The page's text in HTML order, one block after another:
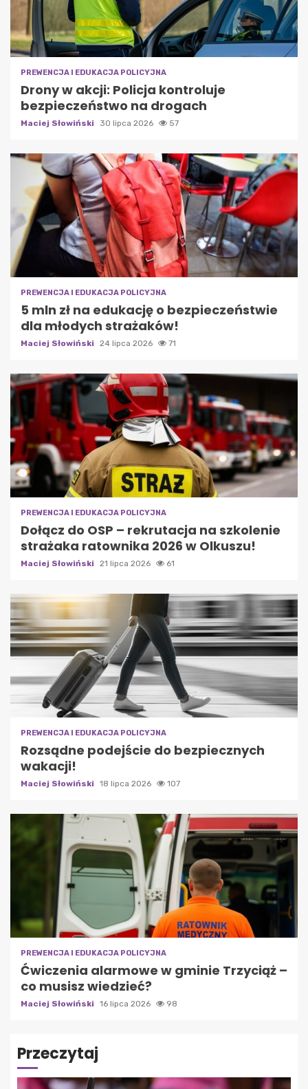
PREWENCJA I EDUKACJA POLICYJNA
Drony w akcji: Policja kontroluje
bezpieczeństwo na drogach
Maciej Słowiński 30 lipca 2026 57
PREWENCJA I EDUKACJA POLICYJNA
5 mln zł na edukację o bezpieczeństwie
dla młodych strażaków!
Maciej Słowiński 24 lipca 2026 71
PREWENCJA I EDUKACJA POLICYJNA
Dołącz do OSP – rekrutacja na szkolenie
strażaka ratownika 2026 w Olkuszu!
Maciej Słowiński 21 lipca 2026 61
PREWENCJA I EDUKACJA POLICYJNA
Rozsądne podejście do bezpiecznych
wakacji!
Maciej Słowiński 18 lipca 2026 107
PREWENCJA I EDUKACJA POLICYJNA
Ćwiczenia alarmowe w gminie Trzyciąż –
co musisz wiedzieć?
Maciej Słowiński 16 lipca 2026 98
Przeczytaj